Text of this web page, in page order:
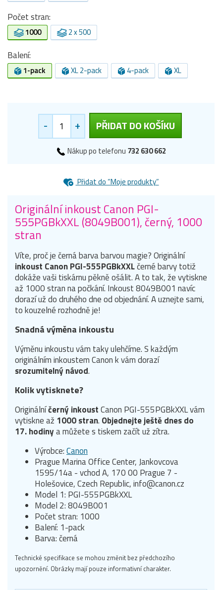
Počet stran:
1000 2 x 500
Balení:
1-pack XL 2-pack 4-pack XL
- + PŘIDAT DO KOŠÍKU
Nákup po telefonu 732 630 662
Přidat do “Moje produkty”
Originální inkoust Canon PGI-
555PGBkXXL (8049B001), černý, 1000
stran
Víte, proč je černá barva barvou magie? Originální
inkoust Canon PGI-555PGBkXXLčerné barvy totiž
dokáže vaši tiskárnu pěkně ošálit. A to tak, že vytiskne
až 1000 stran na počkání. Inkoust 8049B001 navíc
dorazí už do druhého dne od objednání. A uznejte sami,
to kouzelné rozhodně je!
Snadná výměna inkoustu
Výměnu inkoustu vám taky ulehčíme. S každým
originálním inkoustem Canon k vám dorazí
srozumitelný návod.
Kolik vytisknete?
Originálníčerný inkoustCanon PGI-555PGBkXXL vám
vytiskne až 1000 stran. Objednejte ještě dnes do
17. hodinya můžete s tiskem začít už zítra.
Výrobce:Canon
Prague Marina Office Center, Jankovcova
1595/14a - vchod A, 170 00 Prague 7 -
Holešovice, Czech Republic, info@canon.cz
Model 1: PGI-555PGBkXXL
Model 2: 8049B001
Počet stran: 1000
Balení: 1-pack
Barva: černá
Technické specifikace se mohou změnit bez předchozího
upozornění. Obrázky mají pouze informativní charakter.